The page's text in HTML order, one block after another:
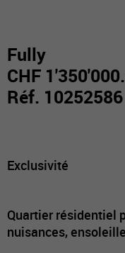
Fully
CHF
Réf. 10252586
Exclusivité
Quartier résidentiel
nuisances,